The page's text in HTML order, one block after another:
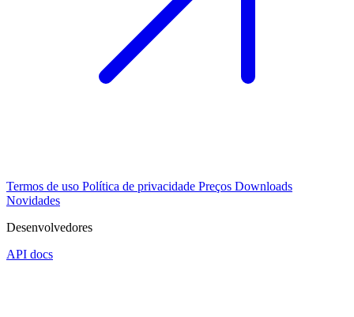
Termos de uso Política de privacidade Preços Downloads
Novidades
Desenvolvedores
API docs